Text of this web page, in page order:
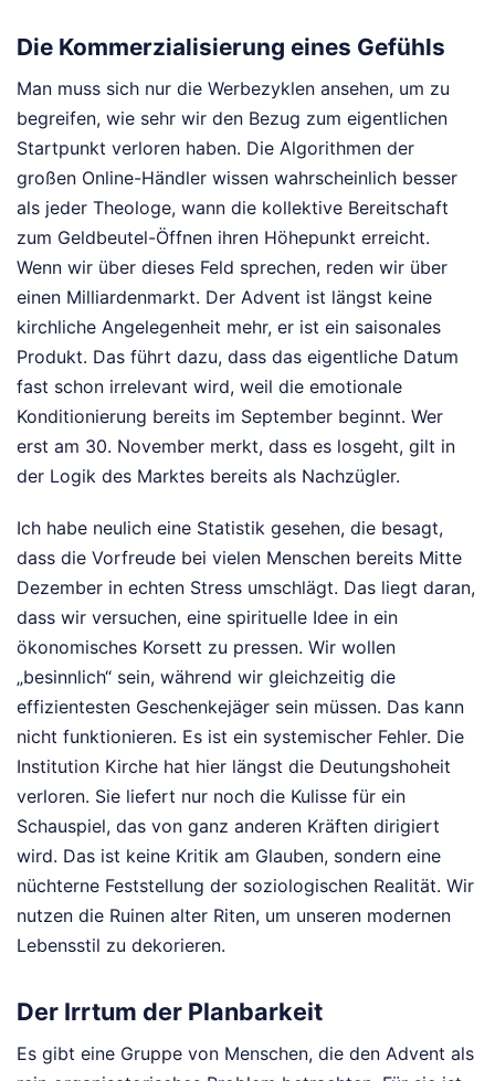
Die Kommerzialisierung eines Gefühls
Man muss sich nur die Werbezyklen ansehen, um zu
begreifen, wie sehr wir den Bezug zum eigentlichen
Startpunkt verloren haben. Die Algorithmen der
großen Online-Händler wissen wahrscheinlich besser
als jeder Theologe, wann die kollektive Bereitschaft
zum Geldbeutel-Öffnen ihren Höhepunkt erreicht.
Wenn wir über dieses Feld sprechen, reden wir über
einen Milliardenmarkt. Der Advent ist längst keine
kirchliche Angelegenheit mehr, er ist ein saisonales
Produkt. Das führt dazu, dass das eigentliche Datum
fast schon irrelevant wird, weil die emotionale
Konditionierung bereits im September beginnt. Wer
erst am 30. November merkt, dass es losgeht, gilt in
der Logik des Marktes bereits als Nachzügler.
Ich habe neulich eine Statistik gesehen, die besagt,
dass die Vorfreude bei vielen Menschen bereits Mitte
Dezember in echten Stress umschlägt. Das liegt daran,
dass wir versuchen, eine spirituelle Idee in ein
ökonomisches Korsett zu pressen. Wir wollen
„besinnlich“ sein, während wir gleichzeitig die
effizientesten Geschenkejäger sein müssen. Das kann
nicht funktionieren. Es ist ein systemischer Fehler. Die
Institution Kirche hat hier längst die Deutungshoheit
verloren. Sie liefert nur noch die Kulisse für ein
Schauspiel, das von ganz anderen Kräften dirigiert
wird. Das ist keine Kritik am Glauben, sondern eine
nüchterne Feststellung der soziologischen Realität. Wir
nutzen die Ruinen alter Riten, um unseren modernen
Lebensstil zu dekorieren.
Der Irrtum der Planbarkeit
Es gibt eine Gruppe von Menschen, die den Advent als